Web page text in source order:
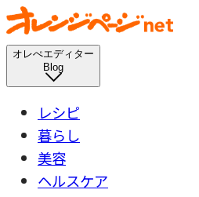
オレぺエディター
Blog
レシピ
暮らし
美容
ヘルスケア